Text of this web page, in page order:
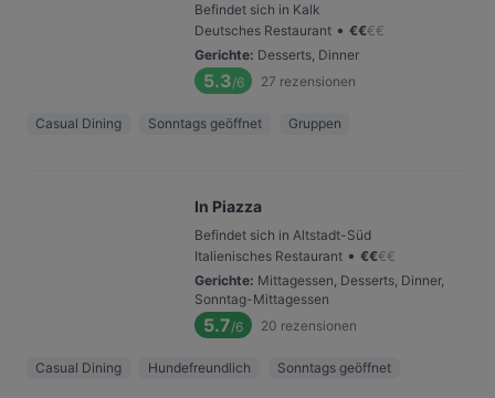
Befindet sich in Kalk
Deutsches Restaurant • €€€€
Gerichte: Desserts, Dinner
5.3/6 27 rezensionen
Casual Dining Sonntags geöffnet Gruppen
In Piazza
Befindet sich in Altstadt-Süd
Italienisches Restaurant • €€€€
Gerichte: Mittagessen, Desserts, Dinner,
Sonntag-Mittagessen
5.7/6 20 rezensionen
Casual Dining Hundefreundlich Sonntags geöffnet